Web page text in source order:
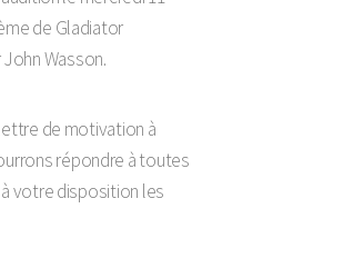
de Gladiator
Wasson.
de motivation à
répondre à toutes
votre disposition les